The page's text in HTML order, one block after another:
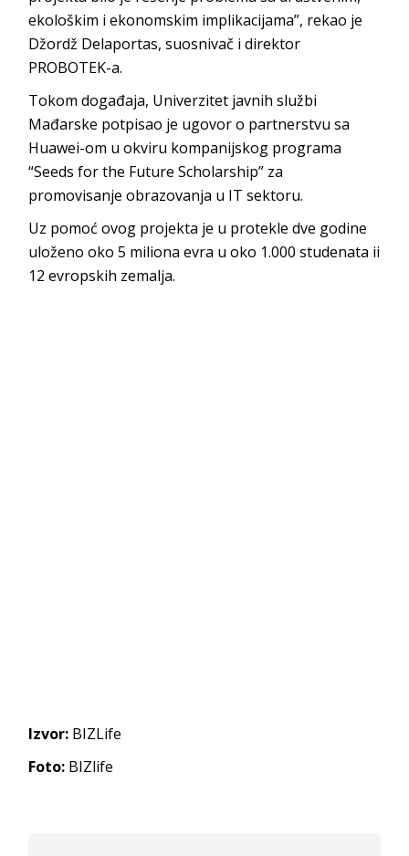
ekološkim i ekonomskim implikacijama”, rekao je
Džordž Delaportas, suosnivač i direktor
PROBOTEK-a.
Tokom događaja, Univerzitet javnih službi
Mađarske potpisao je ugovor o partnerstvu sa
Huawei-om u okviru kompanijskog programa
“Seeds for the Future Scholarship” za
promovisanje obrazovanja u IT sektoru.
Uz pomoć ovog projekta je u protekle dve godine
uloženo oko 5 miliona evra u oko 1.000 studenata ii
12 evropskih zemalja.
Izvor: BIZLife
Foto: BIZlife